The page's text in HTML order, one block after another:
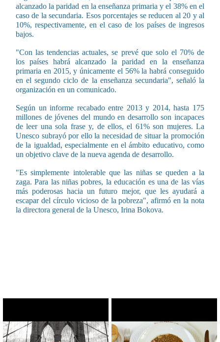
alcanzado la paridad en la enseñanza primaria y el 38% en el
caso de la secundaria. Esos porcentajes se reducen al 20 y al
10%, respectivamente, en el caso de los países de ingresos
bajos.
"Con las tendencias actuales, se prevé que solo el 70% de
los países habrá alcanzado la paridad en la enseñanza
primaria en 2015, y únicamente el 56% la habrá conseguido
en el segundo ciclo de la enseñanza secundaria", señaló la
organización en un comunicado.
Según un informe recabado entre 2013 y 2014, hasta 175
millones de jóvenes del mundo en desarrollo son incapaces
de leer una sola frase y, de ellos, el 61% son mujeres. La
Unesco subrayó por ello la necesidad de situar la promoción
de la igualdad, especialmente en el ámbito educativo, como
un objetivo clave de la nueva agenda de desarrollo.
"Es simplemente intolerable que las niñas se queden a la
zaga. Para las niñas pobres, la educación es una de las vías
más poderosas hacia un futuro mejor, que les ayudará a
escapar del círculo vicioso de la pobreza", afirmó en la nota
la directora general de la Unesco, Irina Bokova.